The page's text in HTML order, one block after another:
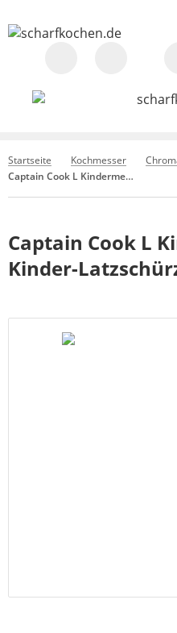
Startseite Kochmesser
Captain Cook L Kindermesser inkl. Kinder-Latzschürze
Captain Cook L
Kinder-